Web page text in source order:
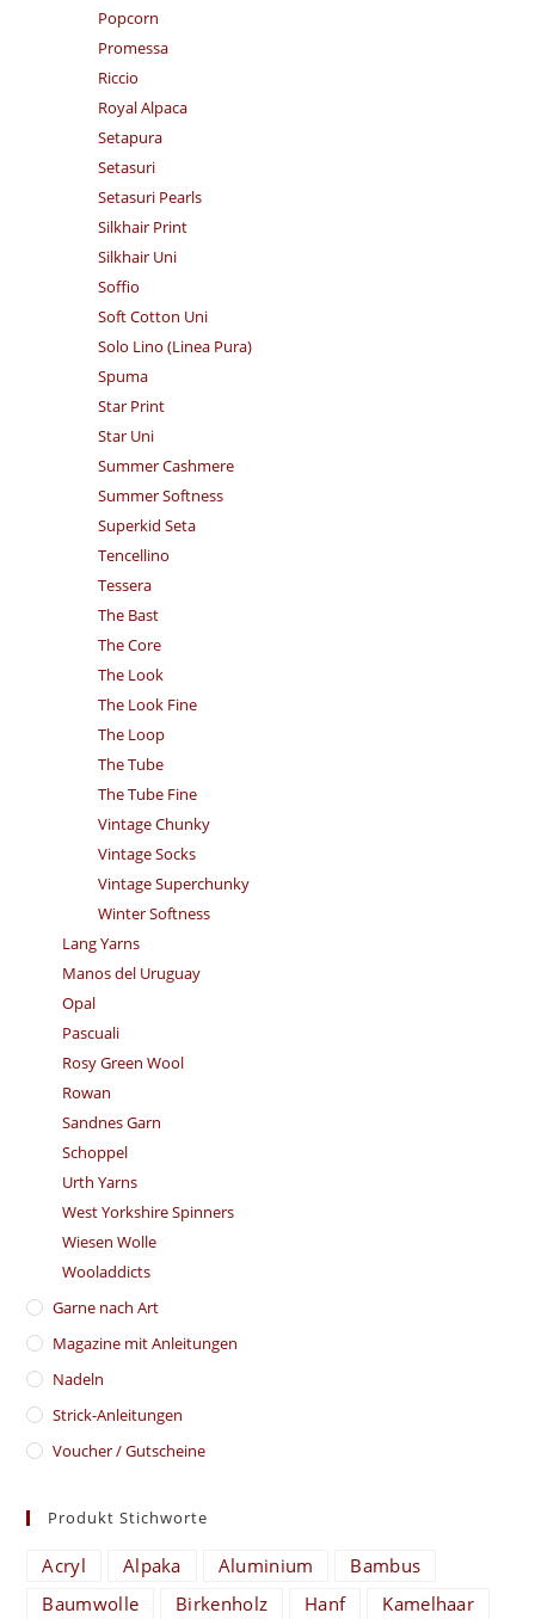
Popcorn
Promessa
Riccio
Royal Alpaca
Setapura
Setasuri
Setasuri Pearls
Silkhair Print
Silkhair Uni
Soffio
Soft Cotton Uni
Solo Lino (Linea Pura)
Spuma
Star Print
Star Uni
Summer Cashmere
Summer Softness
Superkid Seta
Tencellino
Tessera
The Bast
The Core
The Look
The Look Fine
The Loop
The Tube
The Tube Fine
Vintage Chunky
Vintage Socks
Vintage Superchunky
Winter Softness
Lang Yarns
Manos del Uruguay
Opal
Pascuali
Rosy Green Wool
Rowan
Sandnes Garn
Schoppel
Urth Yarns
West Yorkshire Spinners
Wiesen Wolle
Wooladdicts
Garne nach Art
Magazine mit Anleitungen
Nadeln
Strick-Anleitungen
Voucher / Gutscheine
Produkt Stichworte
Acryl Alpaka Aluminium
Bambus
Baumwolle
Birkenholz Hanf
Kamelhaar